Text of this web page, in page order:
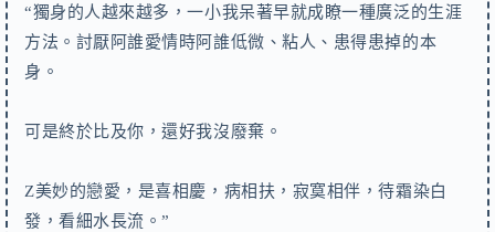
“獨身的人越來越多，一小我呆著早就成瞭一種廣泛的生涯
方法。討厭阿誰愛情時阿誰低微、粘人、患得患掉的本
身。
可是終於比及你，還好我沒廢棄。
Z美妙的戀愛，是喜相慶，病相扶，寂寞相伴，待霜染白
發，看細水長流。”